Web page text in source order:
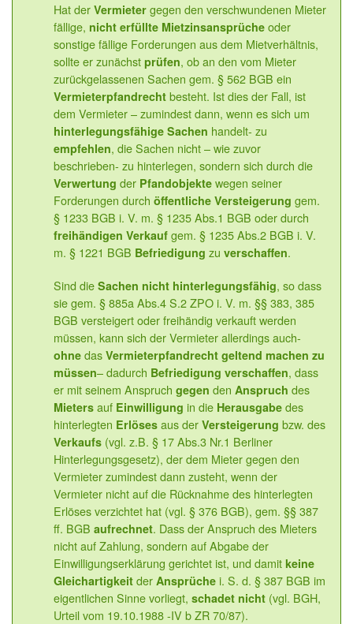
Hat der Vermieter gegen den verschwundenen Mieter
fällige, nicht erfüllte Mietzinsansprüche oder
sonstige fällige Forderungen aus dem Mietverhältnis,
sollte er zunächst prüfen, ob an den vom Mieter
zurückgelassenen Sachen gem. § 562 BGB ein
Vermieterpfandrecht besteht. Ist dies der Fall, ist
dem Vermieter – zumindest dann, wenn es sich um
hinterlegungsfähige Sachen handelt- zu
empfehlen, die Sachen nicht – wie zuvor
beschrieben- zu hinterlegen, sondern sich durch die
Verwertung der Pfandobjekte wegen seiner
Forderungen durch öffentliche Versteigerung gem.
§ 1233 BGB i. V. m. § 1235 Abs.1 BGB oder durch
freihändigen Verkauf gem. § 1235 Abs.2 BGB i. V.
m. § 1221 BGB Befriedigung zu verschaffen.
Sind die Sachen nicht hinterlegungsfähig, so dass
sie gem. § 885a Abs.4 S.2 ZPO i. V. m. §§ 383, 385
BGB versteigert oder freihändig verkauft werden
müssen, kann sich der Vermieter allerdings auch-
ohne das Vermieterpfandrecht geltend machen zu
müssen– dadurch Befriedigung verschaffen, dass
er mit seinem Anspruch gegen den Anspruch des
Mieters auf Einwilligung in die Herausgabe des
hinterlegten Erlöses aus der Versteigerung bzw. des
Verkaufs (vgl. z.B. § 17 Abs.3 Nr.1 Berliner
Hinterlegungsgesetz), der dem Mieter gegen den
Vermieter zumindest dann zusteht, wenn der
Vermieter nicht auf die Rücknahme des hinterlegten
Erlöses verzichtet hat (vgl. § 376 BGB), gem. §§ 387
ff. BGB aufrechnet. Dass der Anspruch des Mieters
nicht auf Zahlung, sondern auf Abgabe der
Einwilligungserklärung gerichtet ist, und damit keine
Gleichartigkeit der Ansprüche i. S. d. § 387 BGB im
eigentlichen Sinne vorliegt, schadet nicht (vgl. BGH,
Urteil vom 19.10.1988 -IV b ZR 70/87).